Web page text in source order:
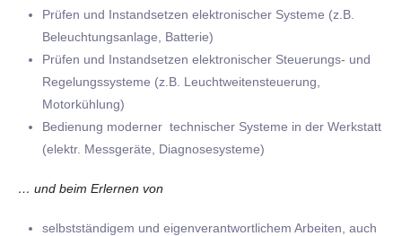
Prüfen und Instandsetzen elektronischer Systeme (z.B.
Beleuchtungsanlage, Batterie)
Prüfen und Instandsetzen elektronischer Steuerungs- und
Regelungssysteme (z.B. Leuchtweitensteuerung,
Motorkühlung)
Bedienung moderner technischer Systeme in der Werkstatt
(elektr. Messgeräte, Diagnosesysteme)
… und beim Erlernen von
selbstständigem und eigenverantwortlichem Arbeiten, auch